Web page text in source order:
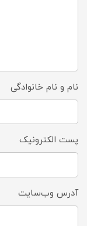
نام و نام خانوادگی
پست الکترونیک
آدرس وب‌سایت